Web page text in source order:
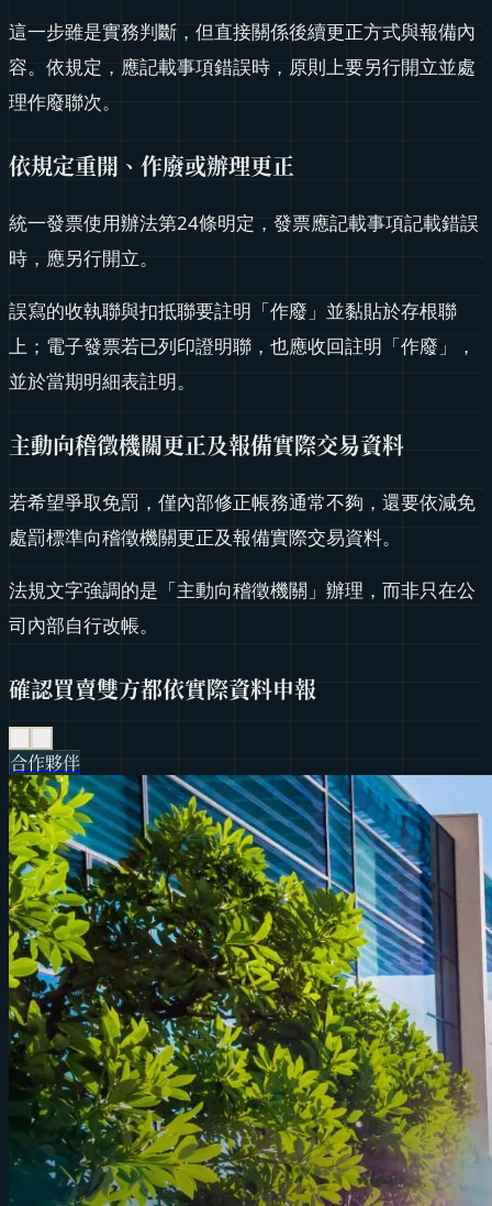
這一步雖是實務判斷，但直接關係後續更正方式與報備內
容。依規定，應記載事項錯誤時，原則上要另行開立並處
理作廢聯次。
依規定重開、作廢或辦理更正
統一發票使用辦法第24條明定，發票應記載事項記載錯誤
時，應另行開立。
誤寫的收執聯與扣抵聯要註明「作廢」並黏貼於存根聯
上；電子發票若已列印證明聯，也應收回註明「作廢」，
並於當期明細表註明。
主動向稽徵機關更正及報備實際交易資料
若希望爭取免罰，僅內部修正帳務通常不夠，還要依減免
處罰標準向稽徵機關更正及報備實際交易資料。
法規文字強調的是「主動向稽徵機關」辦理，而非只在公
司內部自行改帳。
確認買賣雙方都依實際資料申報
合作夥伴